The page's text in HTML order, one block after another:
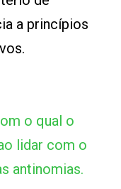
a princípios
o qual o
lidar com o
antinomias.